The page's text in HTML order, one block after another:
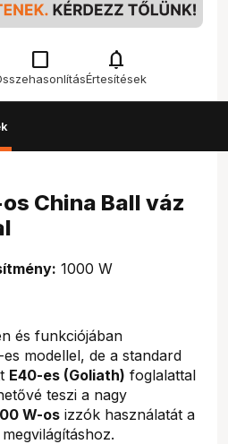
check_box_outline_blank notifications
Értesítések
China Ball váz
1000 W
és funkciójában
modellel, de a standard
E40-es (Goliath) foglalattal
teszi a nagy
W-os izzók használatát a